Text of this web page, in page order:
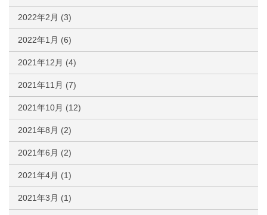
2022年2月 (3)
2022年1月 (6)
2021年12月 (4)
2021年11月 (7)
2021年10月 (12)
2021年8月 (2)
2021年6月 (2)
2021年4月 (1)
2021年3月 (1)